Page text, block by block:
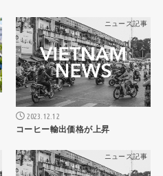
ニュース記事
2023.12.12
コーヒー輸出価格が上昇
ニュース記事